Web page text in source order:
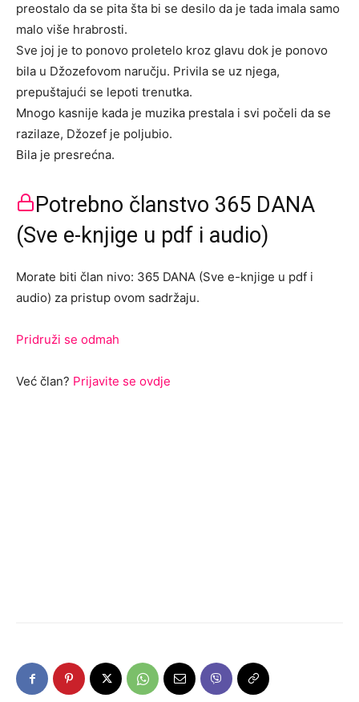
preostalo da se pita šta bi se desilo da je tada imala samo
malo više hrabrosti.
Sve joj je to ponovo proletelo kroz glavu dok je ponovo
bila u Džozefovom naručju. Privila se uz njega,
prepuštajući se lepoti trenutka.
Mnogo kasnije kada je muzika prestala i svi počeli da se
razilaze, Džozef je poljubio.
Bila je presrećna.
Potrebno članstvo 365 DANA
(Sve e-knjige u pdf i audio)
Morate biti član nivo: 365 DANA (Sve e-knjige u pdf i
audio) za pristup ovom sadržaju.
Pridruži se odmah
Već član? Prijavite se ovdje